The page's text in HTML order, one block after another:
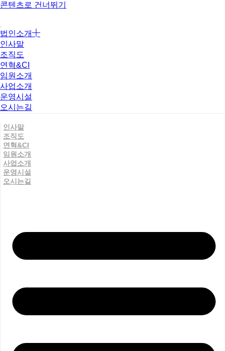
콘텐츠로 건너뛰기
법인소개
인사말
조직도
연혁&CI
임원소개
사업소개
운영시설
오시는길
인사말
조직도
연혁&CI
임원소개
사업소개
운영시설
오시는길